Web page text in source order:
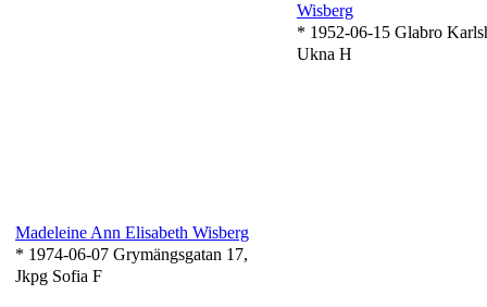
Madeleine Ann Elisabeth Wisberg
* 1974-06-07 Grymängsgatan 17,
Jkpg Sofia F
Wisberg
* 1952-06-15 Glabro
Ukna H